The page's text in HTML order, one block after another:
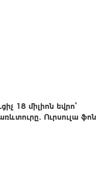
18 միլիոն եվրո՝
Ուրսուլա ֆոն